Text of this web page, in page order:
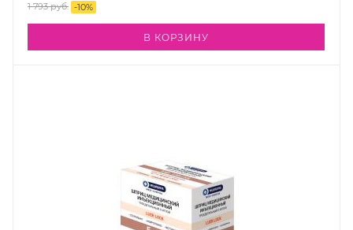
1 793руб. -10%
В КОРЗИНУ